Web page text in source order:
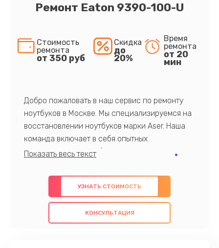
Ремонт Eaton 9390-100-U
Стоимость
ремонта
от 350 руб
Скидка
до
20%
Время
ремонта
от 20
мин
Добро пожаловать в наш сервис по ремонту
ноутбуков в Москве. Мы специализируемся на
восстановлении ноутбуков марки Aser. Наша
команда включает в себя опытных
профессионалов с обширными знаниями и
предлагаем быстрый и качественный ремонт с
использованием оригинальных компонентов, а
также гарантируем качество всех
проведенных работ. Наша цель - предоставить
УЗНАТЬ СТОИМОСТЬ
КОНСУЛЬТАЦИЯ